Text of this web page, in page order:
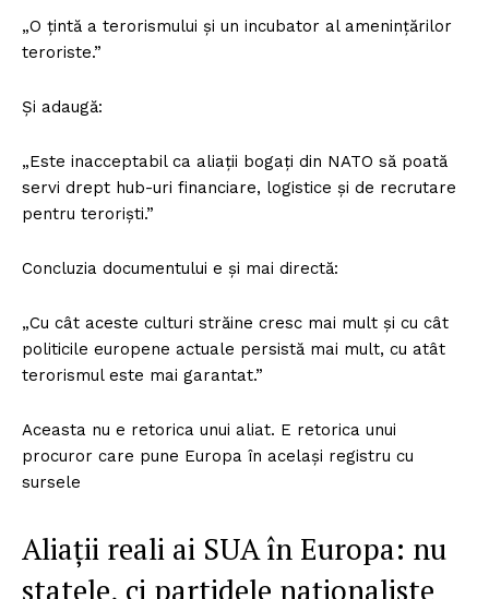
„O țintă a terorismului și un incubator al amenințărilor
teroriste.”
Și adaugă:
„Este inacceptabil ca aliații bogați din NATO să poată
servi drept hub-uri financiare, logistice și de recrutare
pentru teroriști.”
Concluzia documentului e și mai directă:
„Cu cât aceste culturi străine cresc mai mult și cu cât
politicile europene actuale persistă mai mult, cu atât
terorismul este mai garantat.”
Aceasta nu e retorica unui aliat. E retorica unui
procuror care pune Europa în același registru cu
sursele
Aliații reali ai SUA în Europa: nu
statele, ci partidele naționaliste